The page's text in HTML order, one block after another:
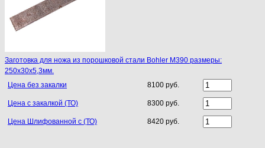
Заготовка для ножа из порошковой стали Bohler M390 размеры:
250х30х5,3мм.
Цена без закалки
8100 руб.
Цена с закалкой (ТО) 8300 руб.
Цена Шлифованной с (ТО) 8420 руб.